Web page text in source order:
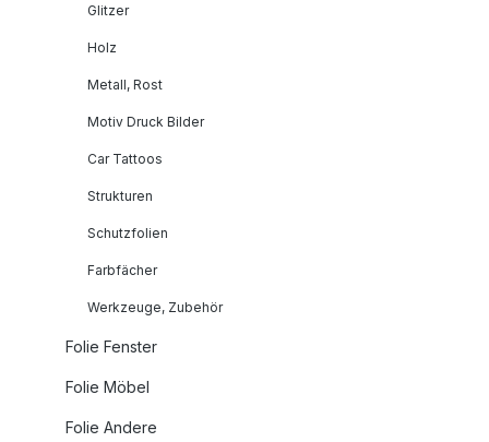
Glitzer
Holz
Metall, Rost
Motiv Druck Bilder
Car Tattoos
Strukturen
Schutzfolien
Farbfächer
Werkzeuge, Zubehör
Folie Fenster
Folie Möbel
Folie Andere